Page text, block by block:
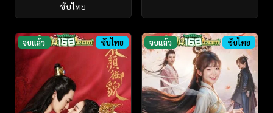
ซับไทย
จบแล้ว ซับไทย จบแล้ว ซับไทย